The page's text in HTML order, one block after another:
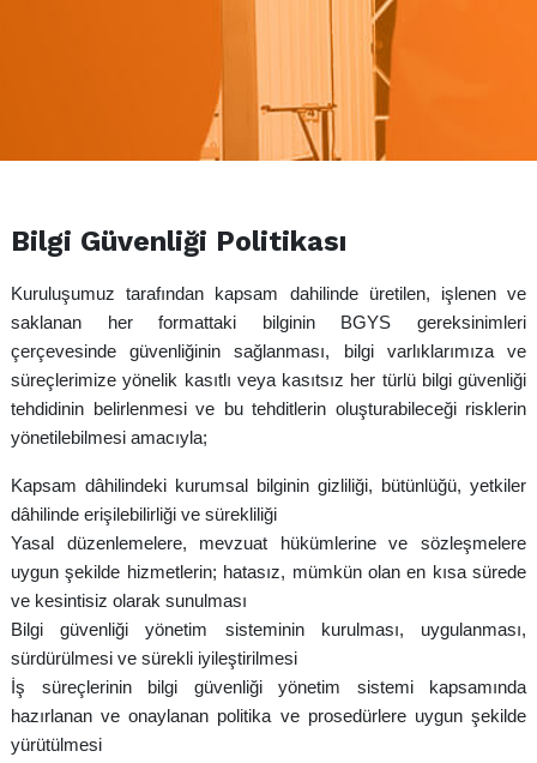
Bilgi Güvenliği Politikası
Kuruluşumuz tarafından kapsam dahilinde üretilen, işlenen ve
saklanan her formattaki bilginin BGYS gereksinimleri
çerçevesinde güvenliğinin sağlanması, bilgi varlıklarımıza ve
süreçlerimize yönelik kasıtlı veya kasıtsız her türlü bilgi güvenliği
tehdidinin belirlenmesi ve bu tehditlerin oluşturabileceği risklerin
yönetilebilmesi amacıyla;
Kapsam dâhilindeki kurumsal bilginin gizliliği, bütünlüğü, yetkiler
dâhilinde erişilebilirliği ve sürekliliği
Yasal düzenlemelere, mevzuat hükümlerine ve sözleşmelere
uygun şekilde hizmetlerin; hatasız, mümkün olan en kısa sürede
ve kesintisiz olarak sunulması
Bilgi güvenliği yönetim sisteminin kurulması, uygulanması,
sürdürülmesi ve sürekli iyileştirilmesi
İş süreçlerinin bilgi güvenliği yönetim sistemi kapsamında
hazırlanan ve onaylanan politika ve prosedürlere uygun şekilde
yürütülmesi